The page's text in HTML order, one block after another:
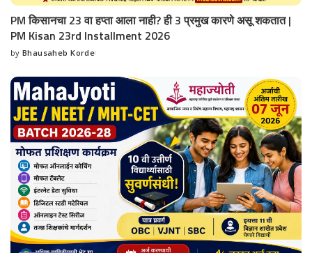
PM किसानचा 23 वा हप्ता आला नाही? ही 3 प्रमुख कारणे असू शकतात |
PM Kisan 23rd Installment 2026
Posted
by Bhausaheb Korde